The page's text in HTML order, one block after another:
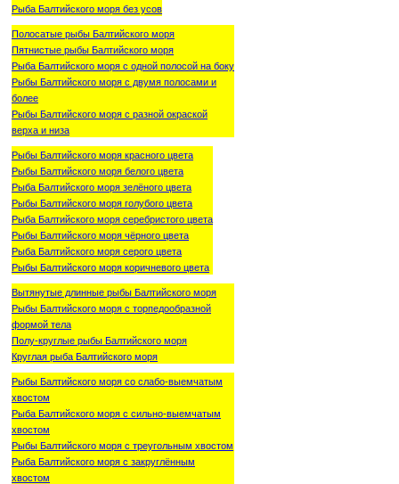
Рыба Балтийского моря без усов
Полосатые рыбы Балтийского моря
Пятнистые рыбы Балтийского моря
Рыба Балтийского моря с одной полосой на боку
Рыбы Балтийского моря с двумя полосами и
более
Рыбы Балтийского моря с разной окраской
верха и низа
Рыбы Балтийского моря красного цвета
Рыбы Балтийского моря белого цвета
Рыба Балтийского моря зелёного цвета
Рыбы Балтийского моря голубого цвета
Рыба Балтийского моря серебристого цвета
Рыбы Балтийского моря чёрного цвета
Рыба Балтийского моря серого цвета
Рыбы Балтийского моря коричневого цвета
Вытянутые длинные рыбы Балтийского моря
Рыбы Балтийского моря с торпедообразной
формой тела
Полу-круглые рыбы Балтийского моря
Круглая рыба Балтийского моря
Рыбы Балтийского моря со слабо-выемчатым
хвостом
Рыба Балтийского моря с сильно-выемчатым
хвостом
Рыбы Балтийского моря с треугольным хвостом
Рыба Балтийского моря с закруглённым
хвостом